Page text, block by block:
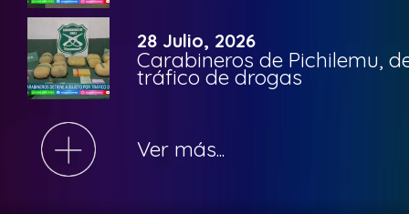
28 Julio, 2026
Carabineros de Pichilemu,
tráfico de drogas
Ver más...